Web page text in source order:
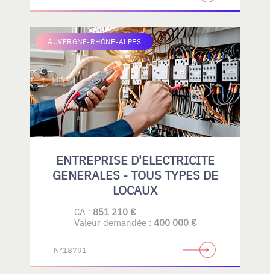
AUVERGNE-RHÔNE-ALPES
ENTREPRISE D'ELECTRICITE
GENERALES - TOUS TYPES DE
LOCAUX
CA : 851 210 €
Valeur demandée : 400 000 €
N°18791